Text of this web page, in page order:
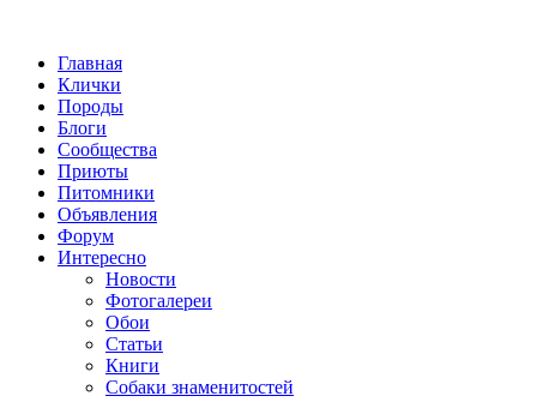
Главная
Клички
Породы
Блоги
Сообщества
Приюты
Питомники
Объявления
Форум
Интересно
Новости
Фотогалереи
Обои
Статьи
Книги
Собаки знаменитостей